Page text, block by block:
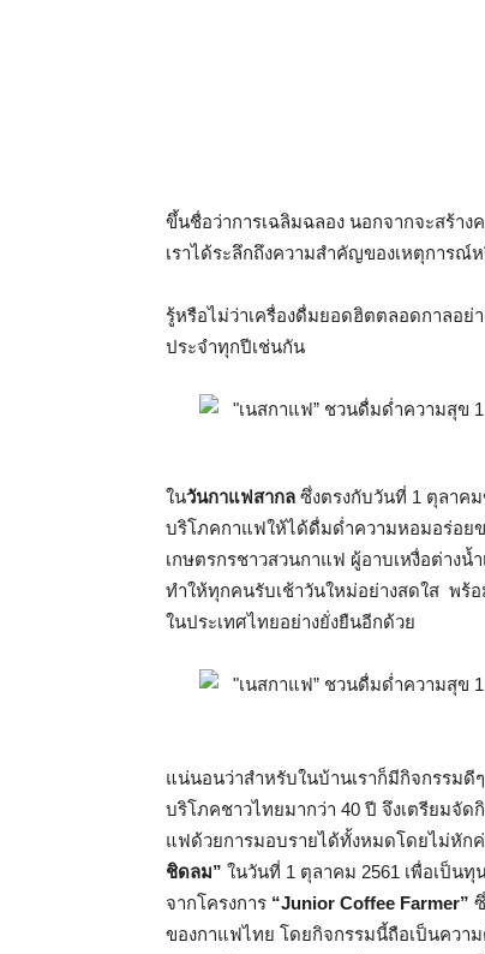
ขึ้นชื่อว่าการเฉลิมฉลอง นอกจากจะสร้าง
เราได้ระลึกถึงความสำคัญของเหตุการ
รู้หรือไม่ว่าเครื่องดื่มยอดฮิตตลอดกาลอย่
ประจำทุกปีเช่นกัน
ในวันกาแฟสากล ซึ่งตรงกับวันที่ 1 ตุลาค
บริโภคกาแฟให้ได้ดื่มด่ำความหอมอร่อยข
เกษตรกรชาวสวนกาแฟ ผู้อาบเหงื่อต่าง
ทำให้ทุกคนรับเช้าวันใหม่อย่างสดใส พ
ในประเทศไทยอย่างยั่งยืนอีกด้วย
แน่นอนว่าสำหรับในบ้านเราก็มีกิจกรรมดี
บริโภคชาวไทยมากว่า 40 ปี จึงเตรียมจั
แฟด้วยการมอบรายได้ทั้งหมดโดยไม่หัก
ชิดลม” ในวันที่ 1 ตุลาคม 2561 เพื่อเป็น
จากโครงการ “Junior Coffee Farmer”
ของกาแฟไทย โดยกิจกรรมนี้ถือเป็นควา